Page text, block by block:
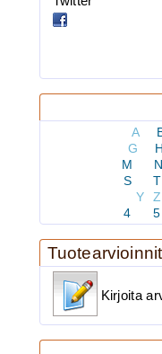
BKK
A
G
H
M
N
S
T
Y
Z
4
5
Tuotearvioinnit
Kirjoita